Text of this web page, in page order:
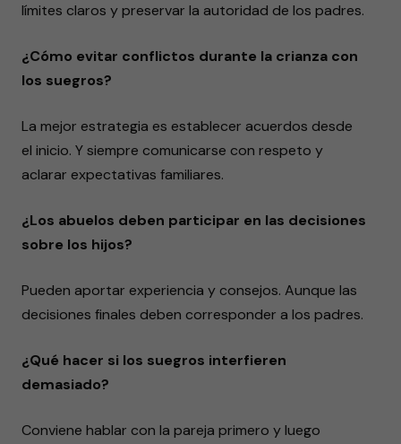
límites claros y preservar la autoridad de los padres.
¿Cómo evitar conflictos durante la crianza con
los suegros?
La mejor estrategia es establecer acuerdos desde
el inicio. Y siempre comunicarse con respeto y
aclarar expectativas familiares.
¿Los abuelos deben participar en las decisiones
sobre los hijos?
Pueden aportar experiencia y consejos. Aunque las
decisiones finales deben corresponder a los padres.
¿Qué hacer si los suegros interfieren
demasiado?
Conviene hablar con la pareja primero y luego